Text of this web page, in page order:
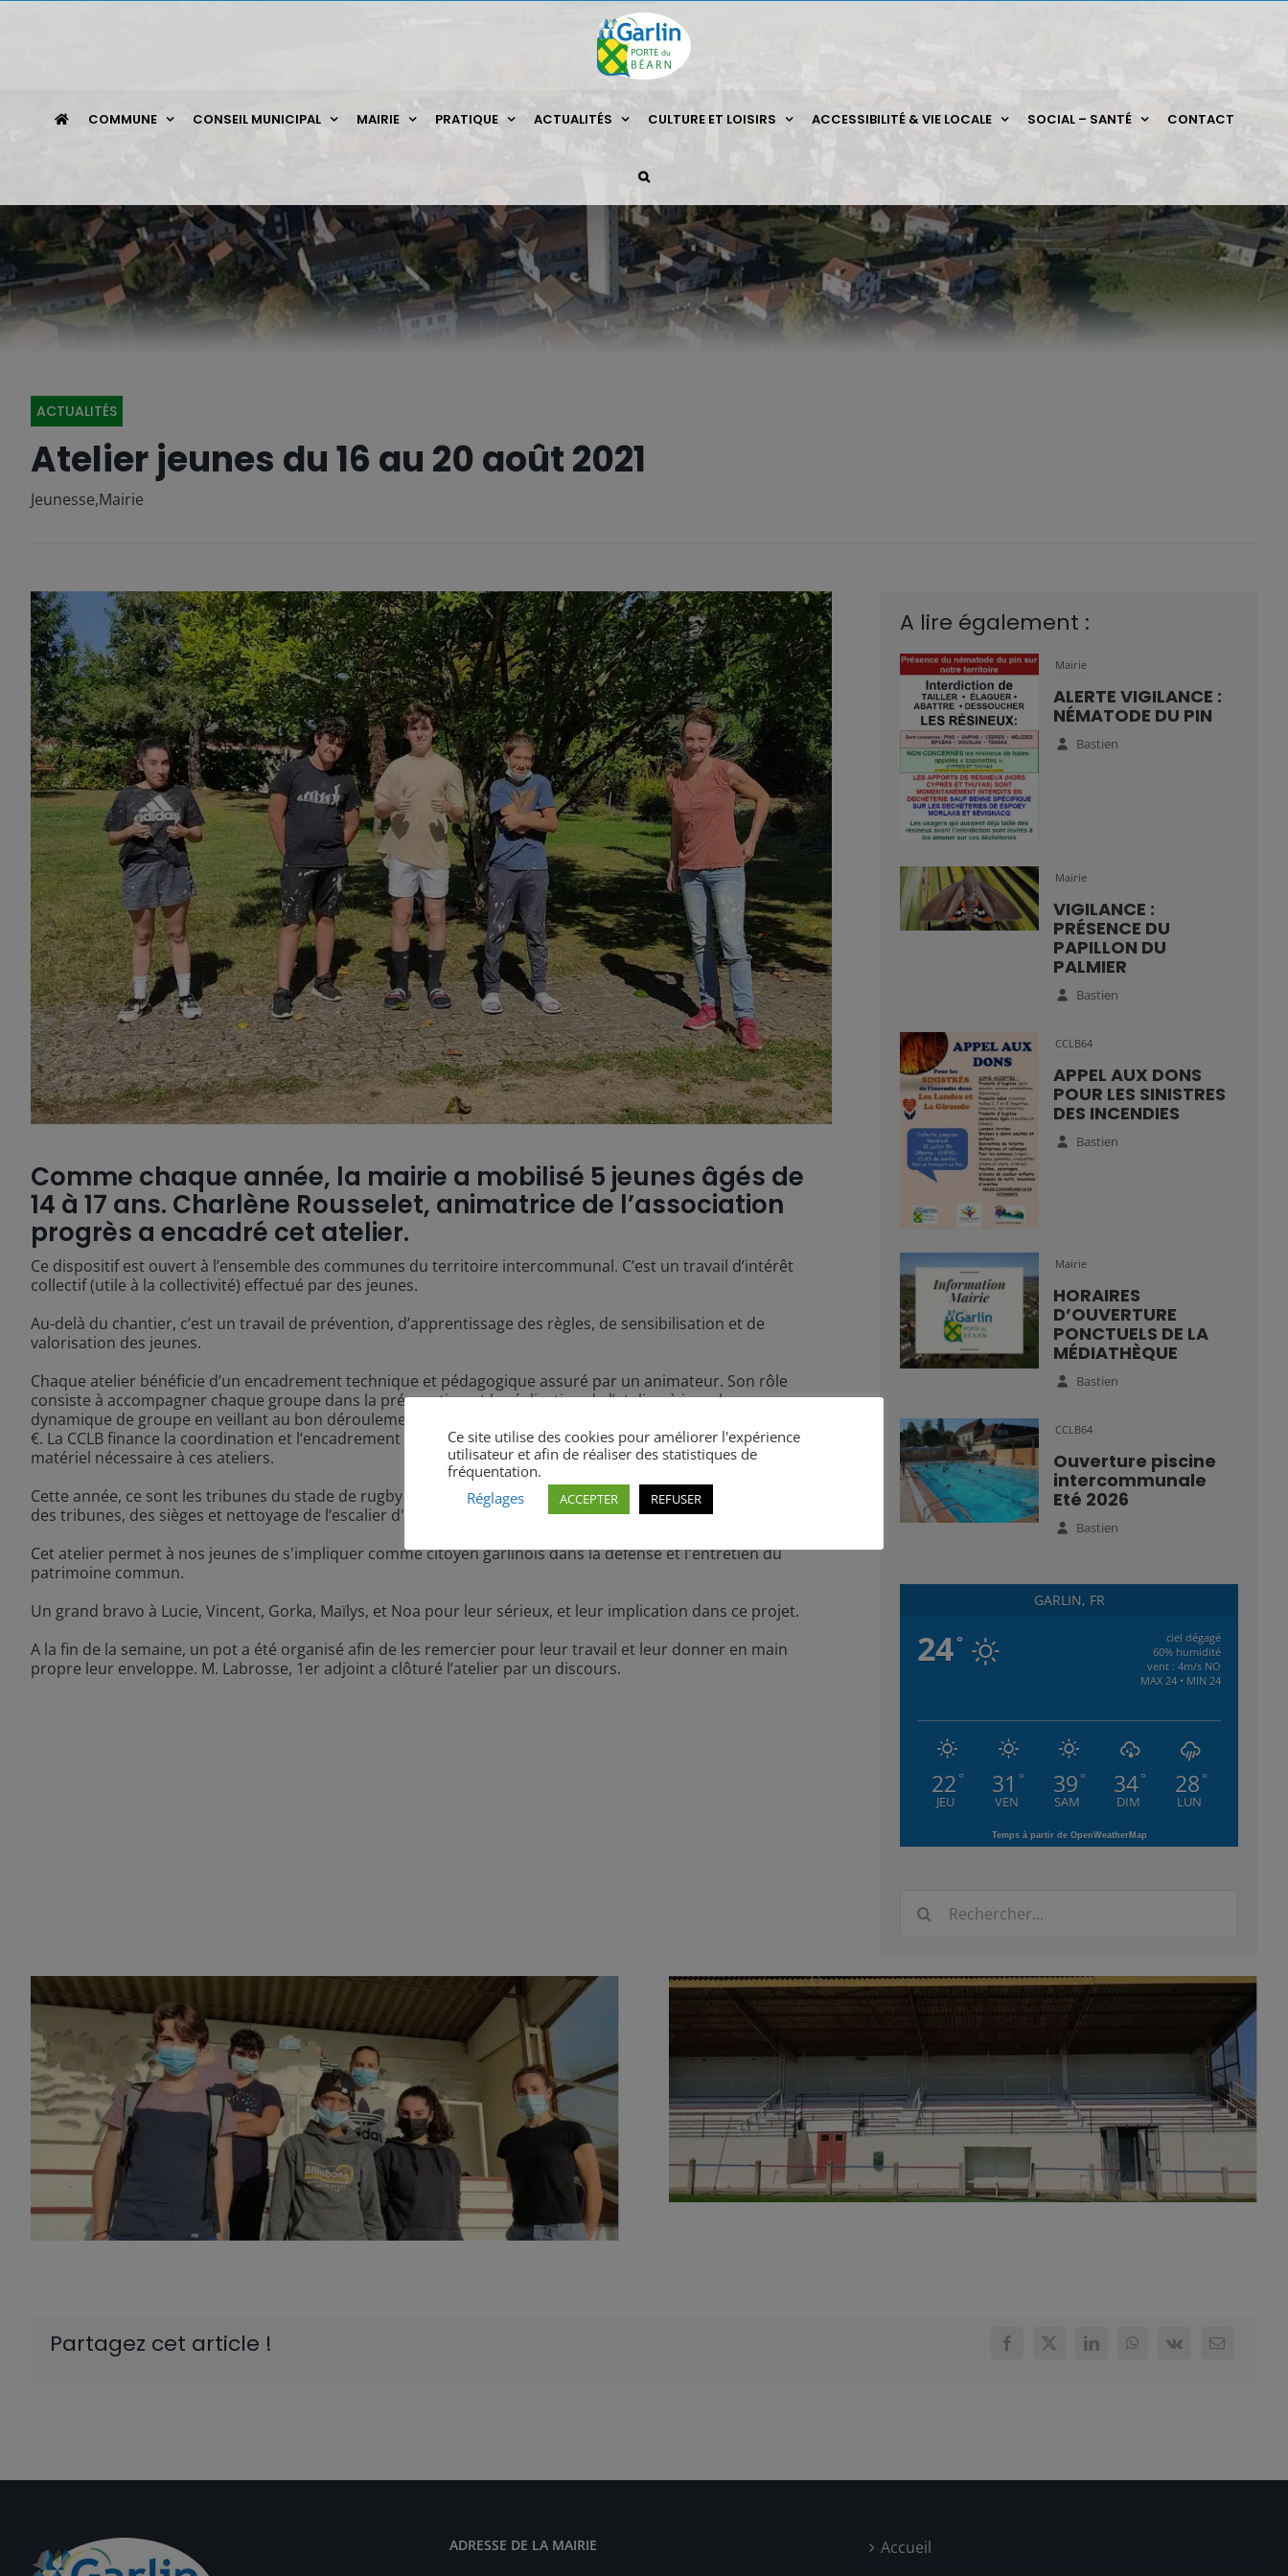
COMMUNE CONSEIL MUNICIPAL MAIRIE PRATIQUE ACTUALITÉS CULTURE ET LOISIRS ACCESSIBILITÉ & VIE LOCALE SOCIAL – SANTÉ CONTACT
ACTUALITÉS
Atelier jeunes du 16 au 20 août 2021
Jeunesse,Mairie
Comme chaque année, la mairie a mobilisé 5 jeunes âgés de
14 à 17 ans. Charlène Rousselet, animatrice de l’association
progrès a encadré cet atelier.
Ce dispositif est ouvert à l’ensemble des communes du territoire intercommunal. C’est un travail d’intérêt
collectif (utile à la collectivité) effectué par des jeunes.
Au-delà du chantier, c’est un travail de prévention, d’apprentissage des règles, de sensibilisation et de
valorisation des jeunes.
Chaque atelier bénéficie d’un encadrement technique et pédagogique assuré par un animateur. Son rôle
consiste à accompagner chaque groupe dans la préparation et la réalisation de l’atelier, à impulser une
dynamique de groupe en veillant au bon déroulement des opérations. Chaque jeune touche une bourse de 90
€. La CCLB finance la coordination et l’encadrement des ateliers. La mairie finance les bourses des jeunes et le
matériel nécessaire à ces ateliers.
Cette année, ce sont les tribunes du stade de rugby qui ont eu droit à un rafraichissement. (peinture du mur
des tribunes, des sièges et nettoyage de l’escalier d'entrée).
Cet atelier permet à nos jeunes de s'impliquer comme citoyen garlinois dans la défense et l'entretien du
patrimoine commun.
Un grand bravo à Lucie, Vincent, Gorka, Maïlys, et Noa pour leur sérieux, et leur implication dans ce projet.
A la fin de la semaine, un pot a été organisé afin de les remercier pour leur travail et leur donner en main
propre leur enveloppe. M. Labrosse, 1er adjoint a clôturé l’atelier par un discours.
A lire également :
Mairie
ALERTE VIGILANCE :
NÉMATODE DU PIN
Bastien
Mairie
VIGILANCE :
PRÉSENCE DU
PAPILLON DU
PALMIER
Bastien
CCLB64
APPEL AUX DONS
POUR LES SINISTRES
DES INCENDIES
Bastien
Mairie
HORAIRES
D’OUVERTURE
PONCTUELS DE LA
MÉDIATHÈQUE
Bastien
CCLB64
Ouverture piscine
intercommunale
Eté 2026
Bastien
GARLIN, FR
24°
ciel dégagé
60% humidité
vent : 4m/s NO
MAX 24 • MIN 24
22 °
JEU
31 °
VEN
39 °
SAM
34°
DIM
28 °
LUN
Temps à partir de OpenWeatherMap
Partagez cet article !
ADRESSE DE LA MAIRIE
Accueil
Ce site utilise des cookies pour améliorer l'expérience
utilisateur et afin de réaliser des statistiques de
fréquentation.
Réglages
ACCEPTER REFUSER